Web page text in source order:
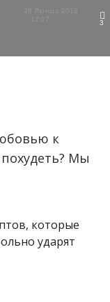
28 Лютого 2018
17:17
3
к
Мы
которые
ударят